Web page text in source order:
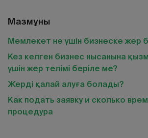
Мазмұны
Мемлекет не үшін бизнеске жер
Кез келген бизнес нысанына
үшін жер телімі беріле ме?
Жерді қалай алуға болады?
Как подать заявку и сколько
процедура